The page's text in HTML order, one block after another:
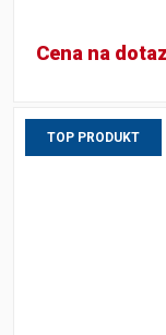
Cena na dotaz
TOP PRODUKT